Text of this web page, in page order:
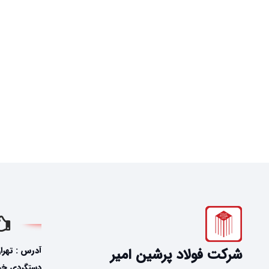
شرکت فولاد پرشین امیر
آدرس :